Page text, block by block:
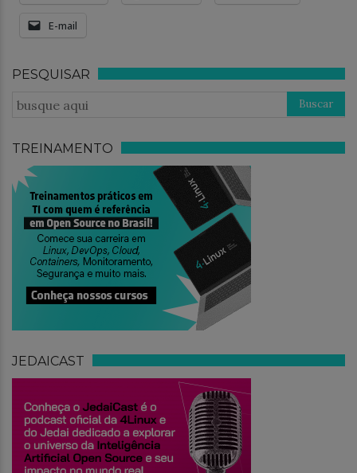
E-mail
PESQUISAR
TREINAMENTO
JEDAICAST